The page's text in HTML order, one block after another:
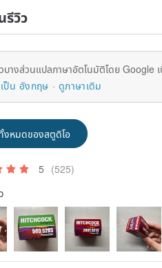
รีวิว
บางส่วนแปลภาษาอัตโนมัติโดย Google
ป็น อังกฤษ
ดูภาษาเดิม
งหมดของสตูดิโอ
5 (525)